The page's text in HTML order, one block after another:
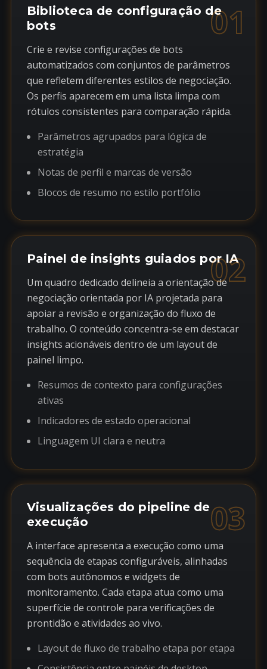
01
Biblioteca de configuração de
bots
Crie e revise configurações de bots
automatizados com conjuntos de parâmetros
que refletem diferentes estilos de negociação.
Os perfis aparecem em uma lista limpa com
rótulos consistentes para comparação rápida.
Parâmetros agrupados para lógica de
estratégia
Notas de perfil e marcas de versão
Blocos de resumo no estilo portfólio
02
Painel de insights guiados por IA
Um quadro dedicado delineia a orientação de
negociação orientada por IA projetada para
apoiar a revisão e organização do fluxo de
trabalho. O conteúdo concentra-se em destacar
insights acionáveis dentro de um layout de
painel limpo.
Resumos de contexto para configurações
ativas
Indicadores de estado operacional
Linguagem UI clara e neutra
03
Visualizações do pipeline de
execução
A interface apresenta a execução como uma
sequência de etapas configuráveis, alinhadas
com bots autônomos e widgets de
monitoramento. Cada etapa atua como uma
superfície de controle para verificações de
prontidão e atividades ao vivo.
Layout de fluxo de trabalho etapa por etapa